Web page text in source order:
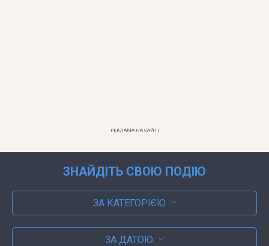
РЕКЛАМА НА САЙТІ
ЗНАЙДІТЬ СВОЮ ПОДІЮ
ЗА КАТЕГОРІЄЮ
ЗА ДАТОЮ